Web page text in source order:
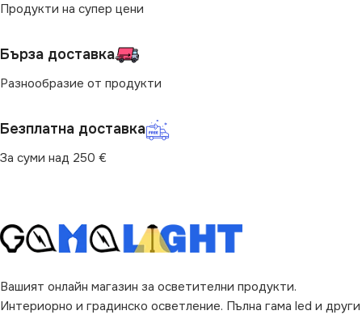
Продукти на супер цени
Бърза доставка
Разнообразие от продукти
Безплатна доставка
За суми над 250 €
Вашият онлайн магазин за осветителни продукти.
Интериорно и градинско осветление. Пълна гама led и други